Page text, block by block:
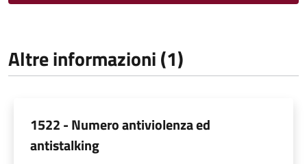
Altre informazioni (1)
1522 - Numero antiviolenza ed
antistalking